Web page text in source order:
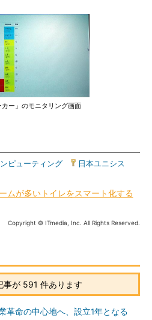
カー」のモニタリング画面
ピューティング 日本ユニシス
ムが多いトイレをスマート化する
Copyright © ITmedia, Inc. All Rights Reserved.
事が 591 件あります
革命の中心地へ、設立1年となる